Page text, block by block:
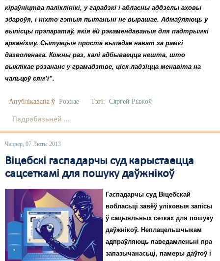
кіраўніцтва паліклінікі, у гарадзкі і абласны аддзелы аховы
здароўя, і ніхто гэтыя пытаньні не вырашае. Адмаўляюць у
выпісцы прэпаратаў, якія ёй рэкамендаваныя для падтрымкі
арганізму. Сытуацыя проста выпадае нават за рамкі
дазволенага. Кожны раз, калі адбываецца нешта, што
выклікае рэзананс у грамадзтве, ціск ладзіцца менавіта на
чальцоў сям’і”.
Апублікавана ў Рознае Тэгі: Сяргей Рыжоў
Падрабязьней ...
Чацвер, 07 Люты 2013
Віцебскі гаспадарчы суд карыстаецца
сацсеткамі для пошуку даўжнікоў
Гаспадарчы суд Віцебскай
вобласьці завёў уліковыя запісы
ў сацыяльных сетках для пошуку
даўжнікоў. Неплацельшчыкам
адпраўляюць паведамленьні пра
запазычанасьці, памеры даўгоў і